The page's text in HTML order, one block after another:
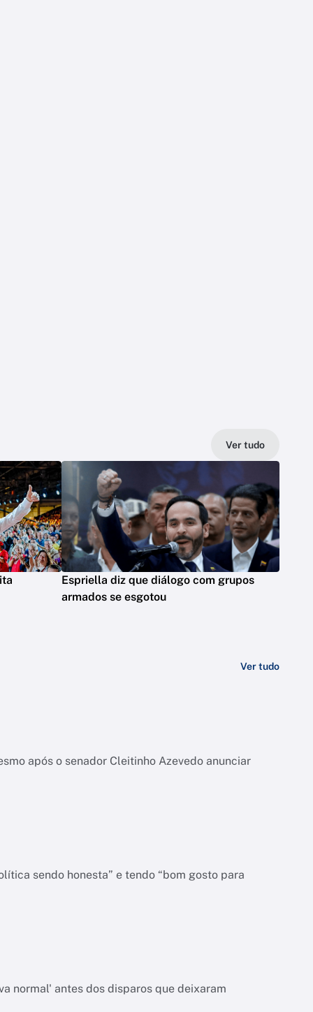
Ver tudo
Espriella diz que diálogo com grupos
armados se esgotou
Ver tudo
após o senador Cleitinho Azevedo anunciar
sendo honesta” e tendo “bom gosto para
normal' antes dos disparos que deixaram